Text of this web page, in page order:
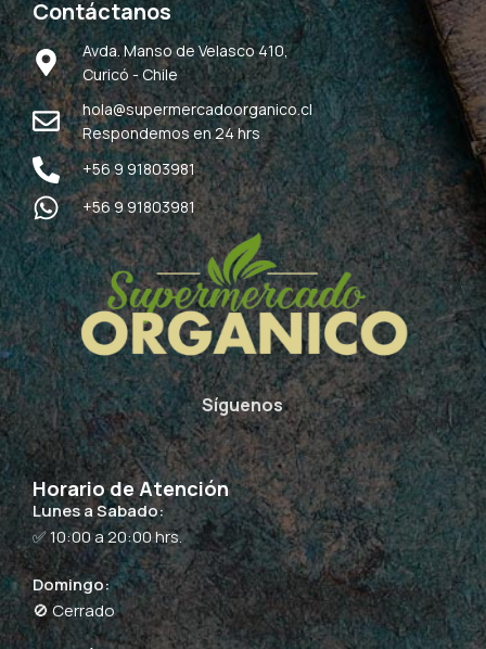
Contáctanos
Avda. Manso de Velasco 410,
Curicó - Chile
hola@supermercadoorganico.cl
Respondemos en 24 hrs
+56 9 91803981
+56 9 91803981
Síguenos
Horario de Atención
Lunes a Sabado:
✅ 10:00 a 20:00 hrs.
Domingo:
🚫 Cerrado